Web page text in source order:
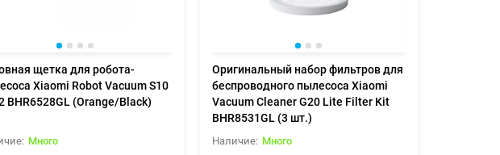
щетка для робота-
Xiaomi Robot Vacuum S10
BHR6528GL (Orange/Black)
Много
Оригинальный набор фильтров для
беспроводного пылесоса Xiaomi
Vacuum Cleaner G20 Lite Filter Kit
BHR8531GL (3 шт.)
Много